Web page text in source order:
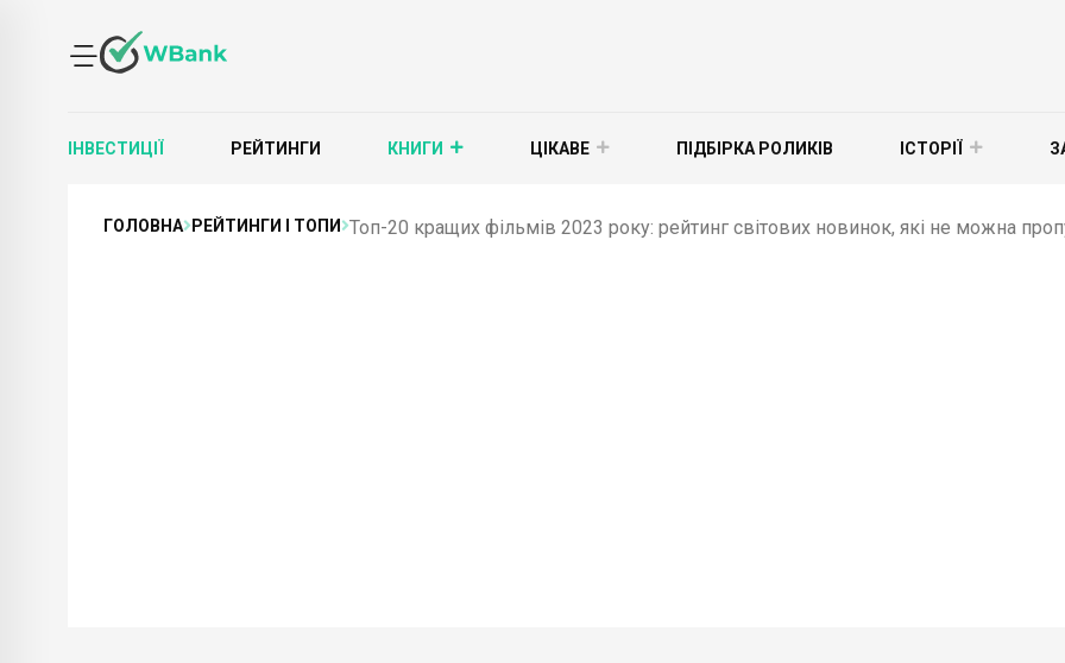
ІНВЕСТИЦІЇ РЕЙТИНГИ КНИГИ ЦІКАВЕ ПІДБІРКА РОЛИКІВ ІСТОРІЇ
ГОЛОВНА РЕЙТИНГИ І ТОПИ Топ-20 кращих фільмів 2023 року: рейтинг світових новинок, які не можна